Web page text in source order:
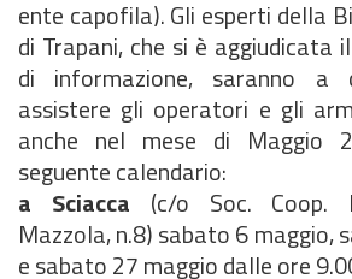
ente capofila). Gli esperti della
di Trapani, che si è aggiudicata
di informazione, saranno a
assistere gli operatori e gli
anche nel mese di Maggio
seguente calendario:
a Sciacca (c/o Soc. Coop.
Mazzola, n.8) sabato 6 maggio,
e sabato 27 maggio dalle ore